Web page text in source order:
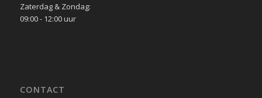
Zaterdag & Zondag:
09:00 - 12:00 uur
CONTACT